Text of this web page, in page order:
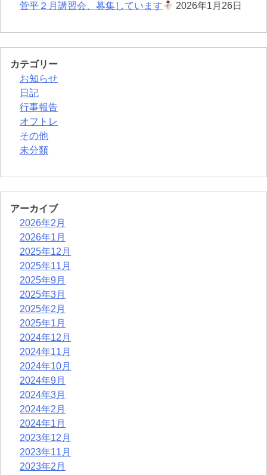
ョ
ン
菅平２月講習会、募集しています
2026年1月26日
カテゴリー
お知らせ
日記
行事報告
オフトレ
その他
未分類
アーカイブ
2026年2月
2026年1月
2025年12月
2025年11月
2025年9月
2025年3月
2025年2月
2025年1月
2024年12月
2024年11月
2024年10月
2024年9月
2024年3月
2024年2月
2024年1月
2023年12月
2023年11月
2023年2月